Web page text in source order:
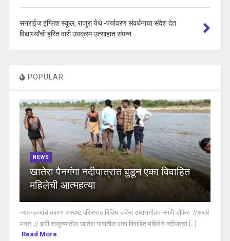
सनराईज इंग्लिश स्कूल, राजुरा येथे -पर्यावरण संवर्धनाचा संदेश देत
विद्यार्थ्यांची हरित वारी उपक्रम उत्साहात संपन्न.
POPULAR
NEWS
खातेरा पैनगंगा नदीपात्रात बुडून एका विवाहित
महिलेची आत्महत्या
•आत्महत्यांचे कारण अस्पष्ट,परिसरात विविध चर्चेंना उधाणगौतम नगरी चौफेर //संघर्ष
भगत // झरी तालुक्यातील खातेरा गावातील एका विवाहित महिलेने नदीपात्रा [...]
Read More